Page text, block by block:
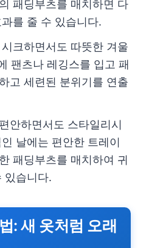
패딩부츠를 매치하면 다
를 줄 수 있습니다.
크하면서도 따뜻한 겨울
팬츠나 레깅스를 입고 패
고 세련된 분위기를 연출
안하면서도 스타일리시
날에는 편안한 트레이
패딩부츠를 매치하여 귀
있습니다.
: 새 옷처럼 오래